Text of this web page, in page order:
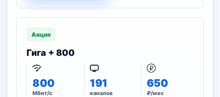
Акция
Гига + 800
800
Мбит/с
191
каналов
650
₽/мес